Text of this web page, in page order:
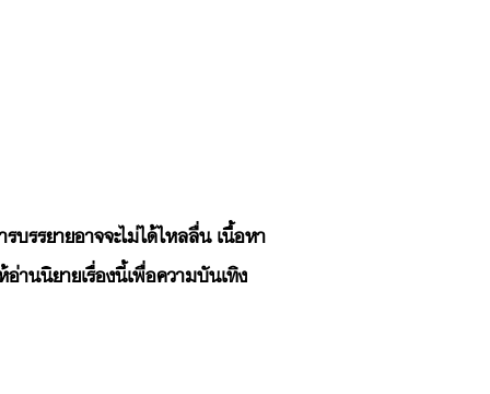
รรยายอาจจะไม่ได้ไหลลื่น เนื้อหา
านนิยายเรื่องนี้เพื่อความบันเทิง